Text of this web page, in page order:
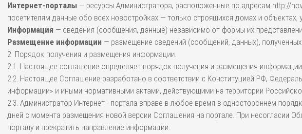
Интернет-порталы — ресурсы Администратора, расположенные по адресам http://
посетителям данные обо всех новостройках — только строящихся домах и
Информация — сведения (сообщения, данные) независимо от формы их
Размещение информации — размещение сведений (сообщений, данных),
2. Порядок получения и размещения информации.
2.1. Настоящее соглашение определяет порядок получения и размещения
2.2. Настоящее Соглашение разработано в соответствии с Конституцией РФ,
информации» и иными нормативными актами, действующими на территории
2.3. Администратор Интернет - портала вправе в любое время в одностороннем
дней с момента размещения новой версии Соглашения на портале. При несогласии
порталу и прекратить направление информации.